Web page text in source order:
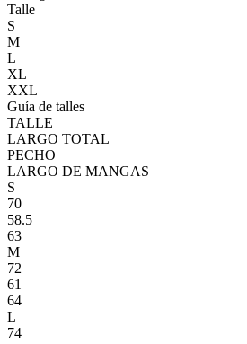
Talle
S
M
L
XL
XXL
Guía de talles
TALLE
LARGO TOTAL
PECHO
LARGO DE MANGAS
S
70
58.5
63
M
72
61
64
L
74